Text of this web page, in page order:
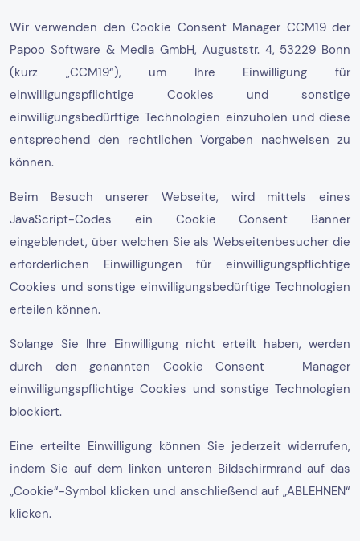
Wir verwenden den Cookie Consent Manager CCM19 der
Papoo Software & Media GmbH, Auguststr. 4, 53229 Bonn
(kurz „CCM19“), um Ihre Einwilligung für
einwilligungspflichtige Cookies und sonstige
einwilligungsbedürftige Technologien einzuholen und diese
entsprechend den rechtlichen Vorgaben nachweisen zu
können.
Beim Besuch unserer Webseite, wird mittels eines
JavaScript-Codes ein Cookie Consent Banner
eingeblendet, über welchen Sie als Webseitenbesucher die
erforderlichen Einwilligungen für einwilligungspflichtige
Cookies und sonstige einwilligungsbedürftige Technologien
erteilen können.
Solange Sie Ihre Einwilligung nicht erteilt haben, werden
durch den genannten Cookie Consent Manager
einwilligungspflichtige Cookies und sonstige Technologien
blockiert.
Eine erteilte Einwilligung können Sie jederzeit widerrufen,
indem Sie auf dem linken unteren Bildschirmrand auf das
„Cookie“-Symbol klicken und anschließend auf „ABLEHNEN“
klicken.